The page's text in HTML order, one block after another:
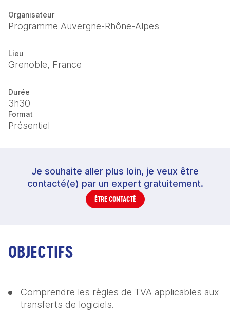
Organisateur
Programme Auvergne-Rhône-Alpes
Lieu
Grenoble, France
Durée
3h30
Format
Présentiel
Je souhaite aller plus loin, je veux être
contacté(e) par un expert gratuitement.
ÊTRE CONTACTÉ
OBJECTIFS
Comprendre les règles de TVA applicables aux
transferts de logiciels.